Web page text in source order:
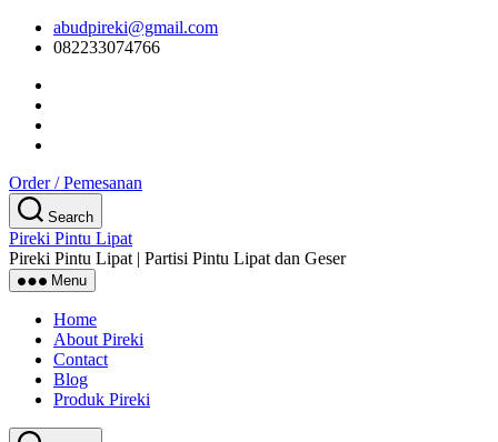
Skip
content
abudpireki@gmail.com
082233074766
Order / Pemesanan
Search
Pireki Pintu Lipat
Pireki Pintu Lipat | Partisi Pintu Lipat dan Geser
Menu
Home
About Pireki
Contact
Blog
Produk Pireki